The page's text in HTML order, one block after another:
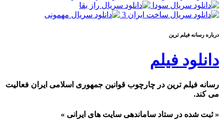
درباره رسانه فیلم ترین
دانلود فیلم
رسانه فیلم ترین در چارچوب قوانین جمهوری اسلامی ایران فعالیت
می کند.
« ثبت شده در ستاد ساماندهی سایت های ایرانی »